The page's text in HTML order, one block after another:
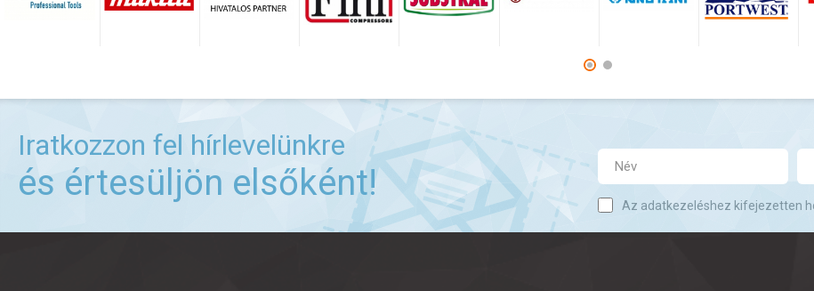
Iratkozzon fel hírlevelünkre
és értesüljön elsőként!
Az adatkezeléshez kifejezetten